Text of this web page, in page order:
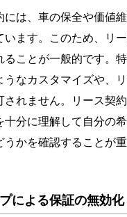
には、車の保全や価値
います。このため、リ
ることが一般的です。
うなカスタマイズや、
されません。リース契約
十分に理解して自分の
うかを確認することが重
による保証の無効化